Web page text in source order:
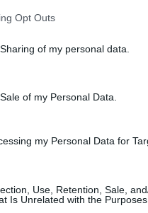
Opt Outs
of my personal data.
of my Personal Data.
my Personal Data for
Use, Retention, Sale,
Is Unrelated with the
rendkívüli és teljesen
nem kellett
megakadályozó és
Áron: „a színház élő
Kamaraszínház és
elsőként